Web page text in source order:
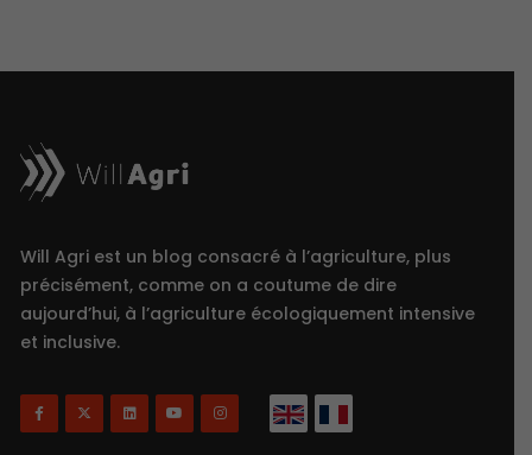
Will Agri est un blog consacré à l’agriculture, plus
précisément, comme on a coutume de dire
aujourd’hui, à l’agriculture écologiquement intensive
et inclusive.